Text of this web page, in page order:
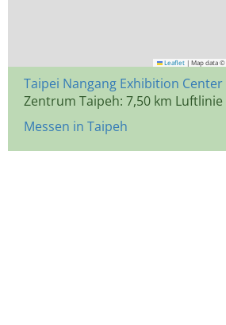
Leaflet | Map data ©
Taipei Nangang Exhibition Center
Zentrum Taipeh: 7,50 km Luftlinie
Messen in Taipeh